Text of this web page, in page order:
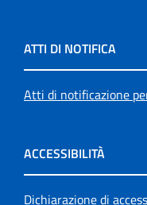
ATTI DI NOTIFICA
Atti di notificazione
ACCESSIBILITÀ
Dichiarazione di